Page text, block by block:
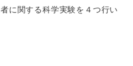
に関する科学実験を４つ行い